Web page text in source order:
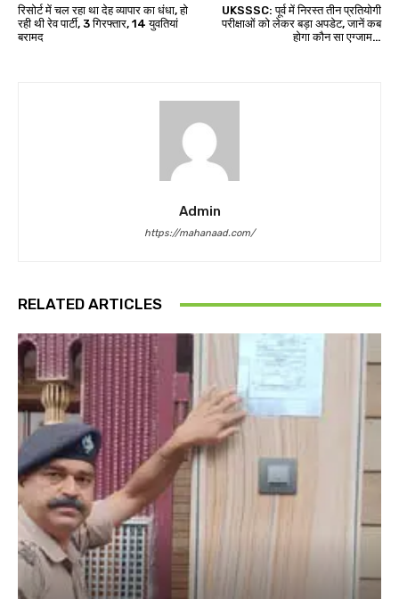
रिसोर्ट में चल रहा था देह व्यापार का धंधा, हो
रही थी रेव पार्टी, 3 गिरफ्तार, 14 युवतियां
बरामद
UKSSSC: पूर्व में निरस्त तीन प्रतियोगी
परीक्षाओं को लेकर बड़ा अपडेट, जानें कब
होगा कौन सा एग्जाम…
Admin
https://mahanaad.com/
RELATED ARTICLES